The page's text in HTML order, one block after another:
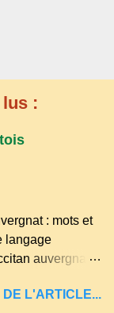
:
: mots et
langage
auvergnat ,
et dans
DE L'ARTICLE...